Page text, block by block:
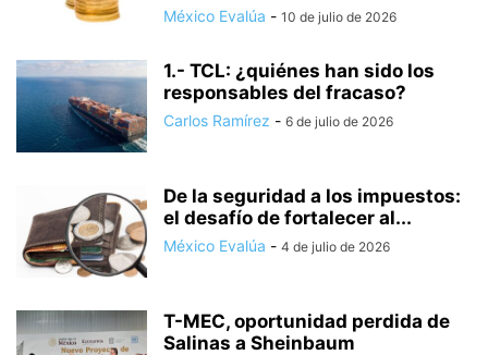
México Evalúa - 10 de julio de 2026
1.- TCL: ¿quiénes han sido los
responsables del fracaso?
Carlos Ramírez - 6 de julio de 2026
De la seguridad a los impuestos:
el desafío de fortalecer al...
México Evalúa - 4 de julio de 2026
T-MEC, oportunidad perdida de
Salinas a Sheinbaum